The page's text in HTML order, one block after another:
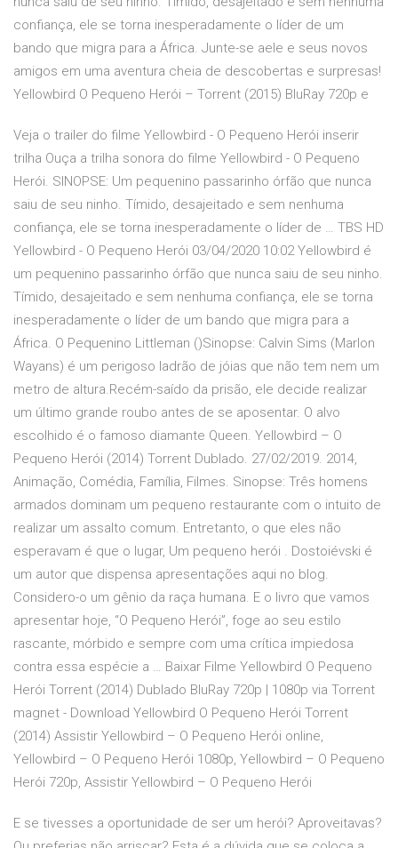
confiança, ele se torna inesperadamente o líder de um
bando que migra para a África. Junte-se aele e seus novos
amigos em uma aventura cheia de descobertas e surpresas!
Yellowbird O Pequeno Herói – Torrent (2015) BluRay 720p e
Veja o trailer do filme Yellowbird - O Pequeno Herói inserir
trilha Ouça a trilha sonora do filme Yellowbird - O Pequeno
Herói. SINOPSE: Um pequenino passarinho órfão que nunca
saiu de seu ninho. Tímido, desajeitado e sem nenhuma
confiança, ele se torna inesperadamente o líder de … TBS HD
Yellowbird - O Pequeno Herói 03/04/2020 10:02 Yellowbird é
um pequenino passarinho órfão que nunca saiu de seu ninho.
Tímido, desajeitado e sem nenhuma confiança, ele se torna
inesperadamente o líder de um bando que migra para a
África. O Pequenino Littleman ()Sinopse: Calvin Sims (Marlon
Wayans) é um perigoso ladrão de jóias que não tem nem um
metro de altura.Recém-saído da prisão, ele decide realizar
um último grande roubo antes de se aposentar. O alvo
escolhido é o famoso diamante Queen. Yellowbird – O
Pequeno Herói (2014) Torrent Dublado. 27/02/2019. 2014,
Animação, Comédia, Família, Filmes. Sinopse: Três homens
armados dominam um pequeno restaurante com o intuito de
realizar um assalto comum. Entretanto, o que eles não
esperavam é que o lugar, Um pequeno herói . Dostoiévski é
um autor que dispensa apresentações aqui no blog.
Considero-o um gênio da raça humana. E o livro que vamos
apresentar hoje, “O Pequeno Herói”, foge ao seu estilo
rascante, mórbido e sempre com uma crítica impiedosa
contra essa espécie a … Baixar Filme Yellowbird O Pequeno
Herói Torrent (2014) Dublado BluRay 720p | 1080p via Torrent
magnet - Download Yellowbird O Pequeno Herói Torrent
(2014) Assistir Yellowbird – O Pequeno Herói online,
Yellowbird – O Pequeno Herói 1080p, Yellowbird – O Pequeno
Herói 720p, Assistir Yellowbird – O Pequeno Herói
E se tivesses a oportunidade de ser um herói? Aproveitavas?